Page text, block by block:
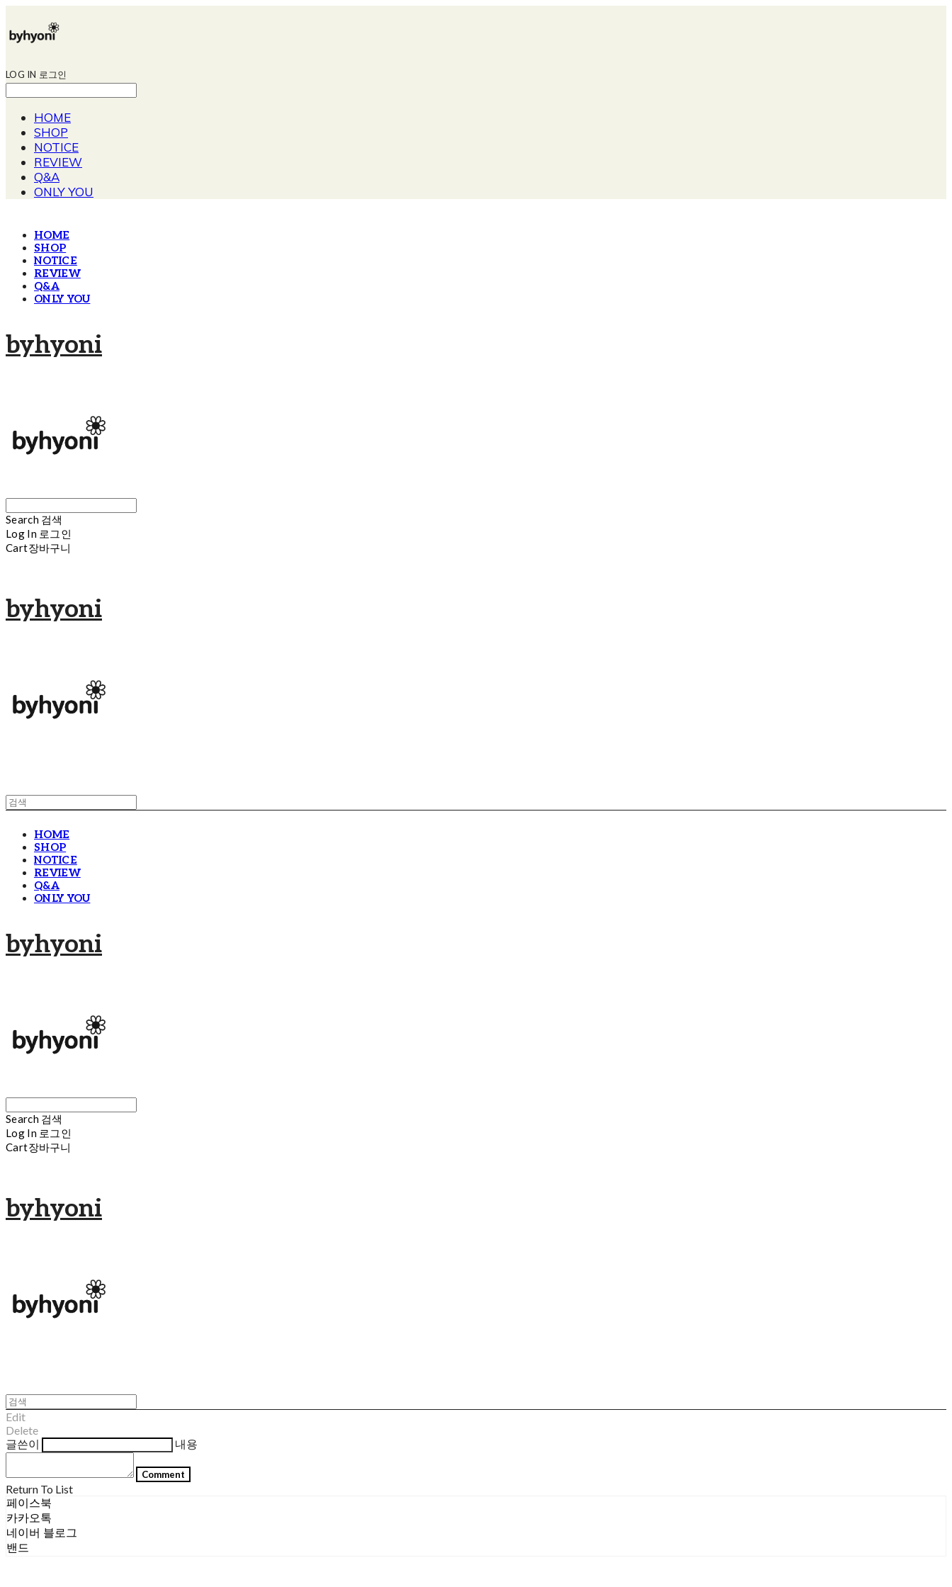
LOG IN 로그인
HOME
SHOP
NOTICE
REVIEW
Q&A
ONLY YOU
HOME
SHOP
NOTICE
REVIEW
Q&A
ONLY YOU
byhyoni
Search 검색
Log In 로그인
Cart장바구니
byhyoni
HOME
SHOP
NOTICE
REVIEW
Q&A
ONLY YOU
byhyoni
Search 검색
Log In 로그인
Cart장바구니
byhyoni
Edit
Delete
글쓴이
내용
Comment
Return To List
페이스북
카카오톡
네이버 블로그
밴드